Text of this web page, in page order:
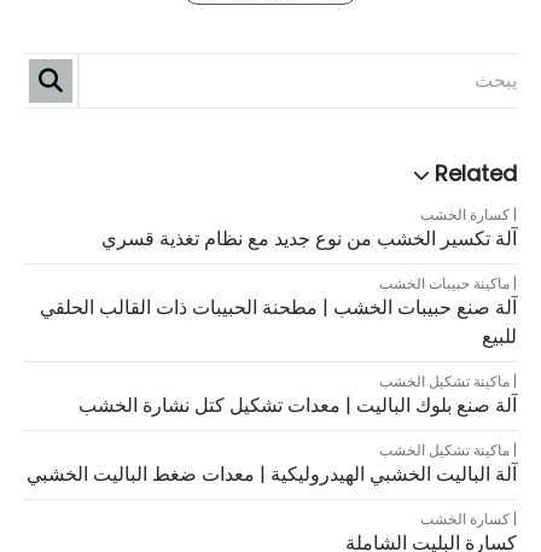
كسارة الخشب
آلة تكسير الخشب من نوع جديد مع نظام تغذية قسري
ماكينة حبيبات الخشب
آلة صنع حبيبات الخشب | مطحنة الحبيبات ذات القالب الحلقي
للبيع
ماكينة تشكيل الخشب
آلة صنع بلوك الباليت | معدات تشكيل كتل نشارة الخشب
ماكينة تشكيل الخشب
آلة الباليت الخشبي الهيدروليكية | معدات ضغط الباليت الخشبي
كسارة الخشب
كسارة البليت الشاملة